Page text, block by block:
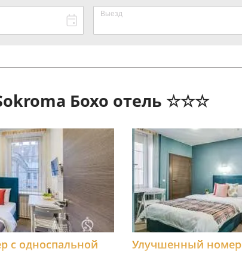
Бохо отель ☆☆☆
с односпальной
Улучшенный номер